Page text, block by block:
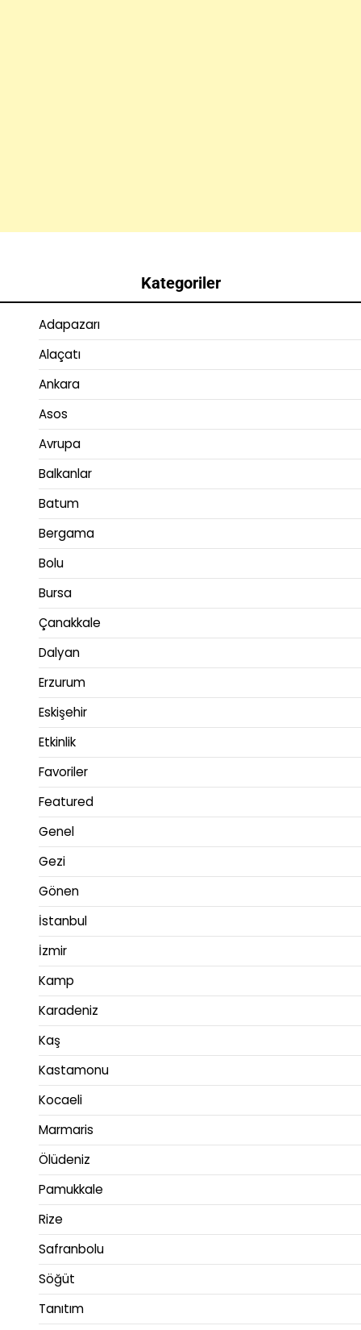
Kategoriler
Adapazarı
Alaçatı
Ankara
Asos
Avrupa
Balkanlar
Batum
Bergama
Bolu
Bursa
Çanakkale
Dalyan
Erzurum
Eskişehir
Etkinlik
Favoriler
Featured
Genel
Gezi
Gönen
İstanbul
İzmir
Kamp
Karadeniz
Kaş
Kastamonu
Kocaeli
Marmaris
Ölüdeniz
Pamukkale
Rize
Safranbolu
Söğüt
Tanıtım